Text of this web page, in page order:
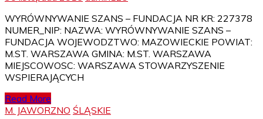
WYRÓWNYWANIE SZANS – FUNDACJA NR KR: 227378
NUMER_NIP: NAZWA: WYRÓWNYWANIE SZANS –
FUNDACJA WOJEWODZTWO: MAZOWIECKIE POWIAT:
M.ST. WARSZAWA GMINA: M.ST. WARSZAWA
MIEJSCOWOSC: WARSZAWA STOWARZYSZENIE
WSPIERAJĄCYCH
Read More
M. JAWORZNO ŚLĄSKIE